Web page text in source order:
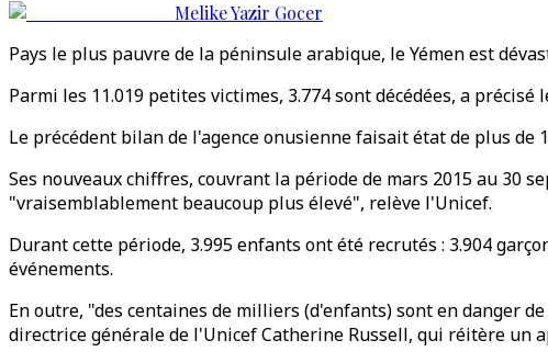
Melike Yazir Gocer
Pays le plus pauvre de la péninsule arabique, le Yémen est
Parmi les 11.019 petites victimes, 3.774 sont décédées, a
Le précédent bilan de l'agence onusienne faisait état de plus de
Ses nouveaux chiffres, couvrant la période de mars 2015 au 30
"vraisemblablement beaucoup plus élevé", relève l'Unicef.
Durant cette période, 3.995 enfants ont été recrutés : 3.904
événements.
En outre, "des centaines de milliers (d'enfants) sont en danger
directrice générale de l'Unicef Catherine Russell, qui réitère un